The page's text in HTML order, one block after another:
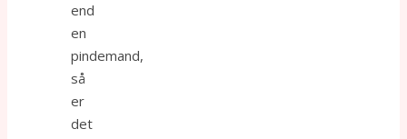
end
en
pindemand,
så
er
det